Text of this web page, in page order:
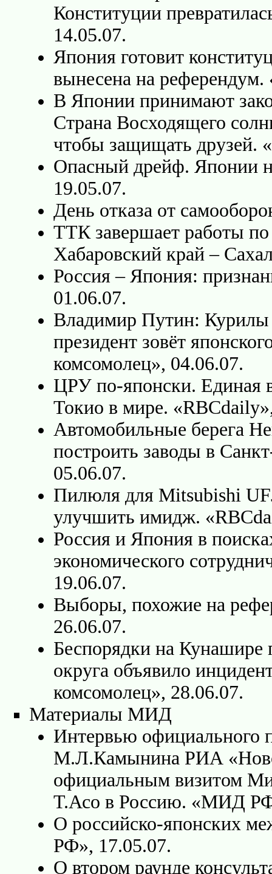
Конституции
14.05.07.
Япония готовит
вынесена на
В Японии принимают
Страна Восходящего
чтобы защищать друзей.
Опасный дрейф. Японии
19.05.07.
День отказа от
ТТК завершает работы по
Хабаровский край –
Россия – Япония:
01.06.07.
Владимир Путин: Курилы
президент зовёт
комсомолец», 04.06.07.
ЦРУ по-японски. Единая
Токио в мире.
Автомобильные берега
построить заводы в
05.06.07.
Пилюля для Mitsubishi
улучшить имидж.
Россия и Япония в
экономического
19.06.07.
Выборы, похожие на
26.06.07.
Беспорядки на Кунашире
округа объявило
комсомолец», 28.06.07.
Материалы МИД
Интервью официального
М.Л.Камынина РИА
официальным визитом
Т.Асо в Россию. «МИД
О российско-японских
РФ», 17.05.07.
О втором раунде